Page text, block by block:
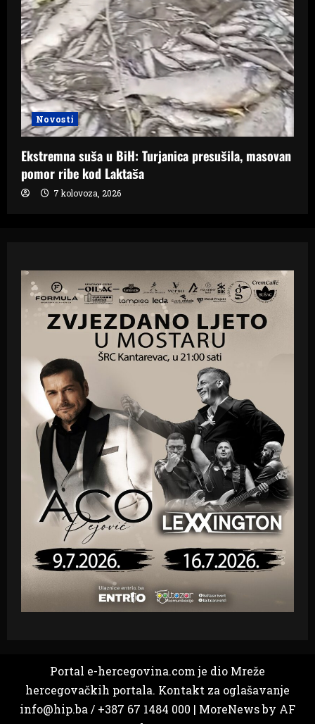
Novosti
Ekstremna suša u BiH: Turjanica presušila, masovan
pomor ribe kod Laktaša
7 kolovoza, 2026
Portal e-hercegovina.com je dio Mreže
hercegovačkih portala. Kontakt za oglašavanje
info@hip.ba / +387 67 1484 000 | MoreNewsby AF